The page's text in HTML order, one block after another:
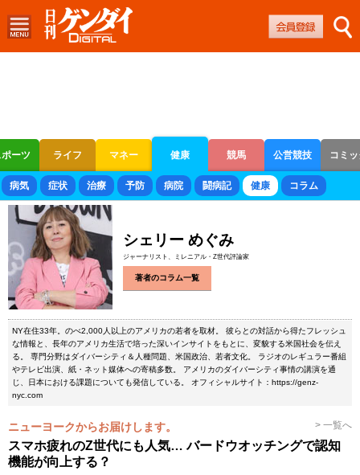
ーツ ライフ マネー 健康 競馬 公営競技 コミ
ボートレース 競輪 オートレース
病気 症状 治療 予防 病院 闘病記 健康 コラム
シェリー めぐみ
ジャーナリスト、ミレニアル・Z世代評論家
著者のコラム一覧
NY在住33年。のべ2,000人以上のアメリカの若者を取材。 彼らとの対話から得たフレッシュ
な情報と、長年のアメリカ生活で培った深いインサイトをもとに、変貌する米国社会を伝え
る。 専門分野はダイバーシティ＆人種問題、米国政治、若者文化。 ラジオのレギュラー番組
やテレビ出演、紙・ネット媒体への寄稿多数。 アメリカのダイバーシティ事情の講演を通
じ、日本における課題についても発信している。 オフィシャルサイト：https://genz-
nyc.com
ニューヨークからお届けします。 > 一覧へ
スマホ疲れのZ世代にも人気… バードウオッチングで認知
機能が向上する？